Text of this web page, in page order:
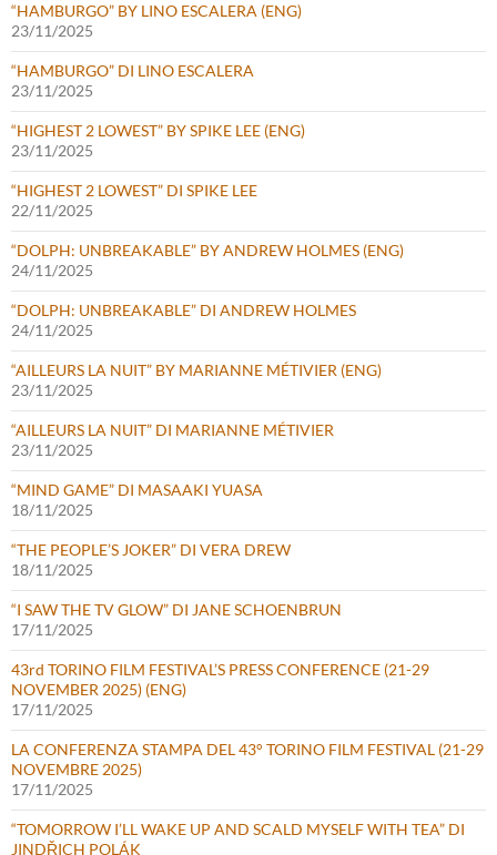
“HAMBURGO” BY LINO ESCALERA (ENG)
23/11/2025
“HAMBURGO” DI LINO ESCALERA
23/11/2025
“HIGHEST 2 LOWEST” BY SPIKE LEE (ENG)
23/11/2025
“HIGHEST 2 LOWEST” DI SPIKE LEE
22/11/2025
“DOLPH: UNBREAKABLE” BY ANDREW HOLMES (ENG)
24/11/2025
“DOLPH: UNBREAKABLE” DI ANDREW HOLMES
24/11/2025
“AILLEURS LA NUIT” BY MARIANNE MÉTIVIER (ENG)
23/11/2025
“AILLEURS LA NUIT” DI MARIANNE MÉTIVIER
23/11/2025
“MIND GAME” DI MASAAKI YUASA
18/11/2025
“THE PEOPLE’S JOKER” DI VERA DREW
18/11/2025
“I SAW THE TV GLOW” DI JANE SCHOENBRUN
17/11/2025
43rd TORINO FILM FESTIVAL’S PRESS CONFERENCE (21-29
NOVEMBER 2025) (ENG)
17/11/2025
LA CONFERENZA STAMPA DEL 43° TORINO FILM FESTIVAL (21-29
NOVEMBRE 2025)
17/11/2025
“TOMORROW I’LL WAKE UP AND SCALD MYSELF WITH TEA” DI
JINDŘICH POLÁK